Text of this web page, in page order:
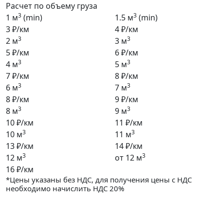
Расчет по объему груза
1 м3 (min)
3 ₽/км
1.5 м3 (min)
4 ₽/км
2 м3
5 ₽/км
3 м3
6 ₽/км
4 м3
7 ₽/км
5 м3
8 ₽/км
6 м3
8 ₽/км
7 м3
9 ₽/км
8 м3
10 ₽/км
9 м3
11 ₽/км
10 м3
13 ₽/км
11 м3
14 ₽/км
12 м3
16 ₽/км
от 12 м3
*Цены указаны без НДС, для получения цены с НДС
необходимо начислить НДС 20%